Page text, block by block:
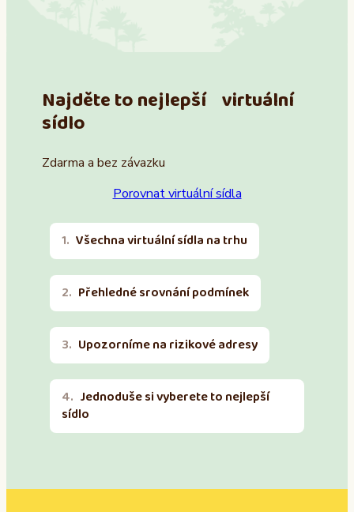
Najděte to nejlepší virtuální
sídlo
Zdarma a bez závazku
Porovnat virtuální sídla
Všechna virtuální sídla na trhu
Přehledné srovnání podmínek
Upozorníme na rizikové adresy
Jednoduše si vyberete to nejlepší
sídlo